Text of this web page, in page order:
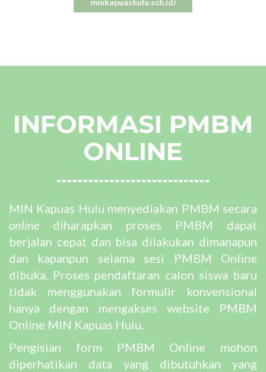
minkapuashulu.sch.id/
INFORMASI PMBM
ONLINE
MIN Kapuas Hulu menyediakan PMBM secara
online diharapkan proses PMBM dapat
berjalan cepat dan bisa dilakukan dimanapun
dan kapanpun selama sesi PMBM Online
dibuka. Proses pendaftaran calon siswa baru
tidak menggunakan formulir konvensional
hanya dengan mengakses website PMBM
Online MIN Kapuas Hulu.
Pengisian form PMBM Online mohon
diperhatikan data yang dibutuhkan yang